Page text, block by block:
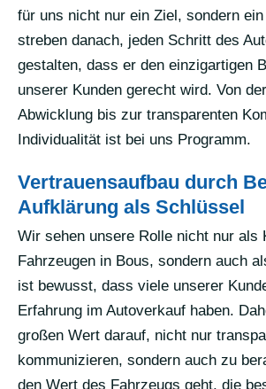
für uns nicht nur ein Ziel, sondern
streben danach, jeden Schritt des
gestalten, dass er den einzigartigen
unserer Kunden gerecht wird. Von
Abwicklung bis zur transparenten
Individualität ist bei uns Programm.
Vertrauensaufbau durch
Aufklärung als Schlüssel
Wir sehen unsere Rolle nicht nur als
Fahrzeugen in Bous, sondern auch
ist bewusst, dass viele unserer
Erfahrung im Autoverkauf haben.
großen Wert darauf, nicht nur
kommunizieren, sondern auch zu
den Wert des Fahrzeugs geht, die